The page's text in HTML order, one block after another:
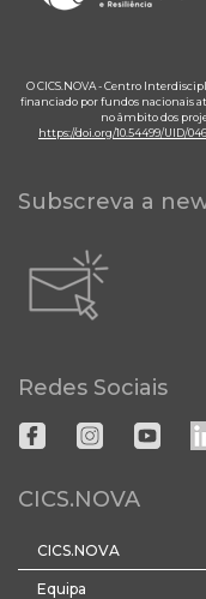
O CICS.NOVA - Centro
financiado por fundos nacionais
no âmbito dos
https://doi.org/10.54499/UID/
Subscreva a
Redes Sociais
CICS.NOVA
CICS.NOVA
Equipa